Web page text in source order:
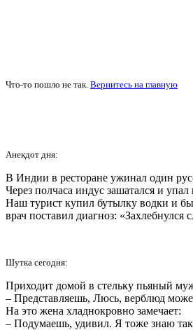
Что-то пошло не так. Вернитесь на главную
Анекдот дня:
В Индии в ресторане ужинал один
Через полчаса индус зашатался и
Наш турист купил бутылку водки и
врач поставил диагноз: «Захлебнулся
Шутка сегодня:
Приходит домой в стельку пьяный
– Представляешь, Люсь, верблюд
На это жена хладнокровно замечает:
– Подумаешь, удивил. Я тоже знаю